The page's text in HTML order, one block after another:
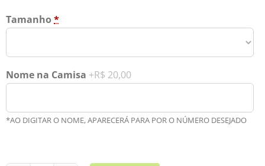
Tamanho *
Nome na Camisa +R$ 20,00
*AO DIGITAR O NOME, APARECERÁ PARA POR O NÚMERO DESEJADO